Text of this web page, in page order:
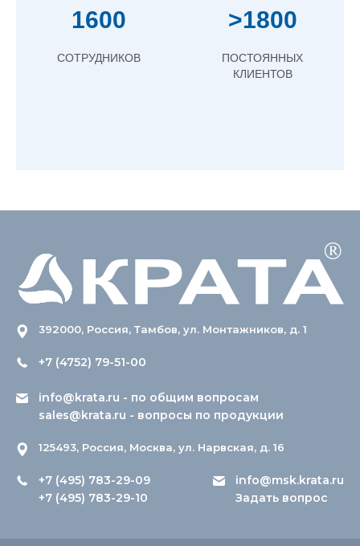
1600
СОТРУДНИКОВ
>1800
ПОСТОЯННЫХ
КЛИЕНТОВ
392000, Россия, Тамбов, ул. Монтажников, д. 1
+7 (4752) 79-51-00
info@krata.ru - по общим вопросам
sales@krata.ru - вопросы по продукции
125493, Россия, Москва, ул. Нарвская, д. 16
+7 (495) 783-29-09
+7 (495) 783-29-10
info@msk.krata.ru
Задать вопрос